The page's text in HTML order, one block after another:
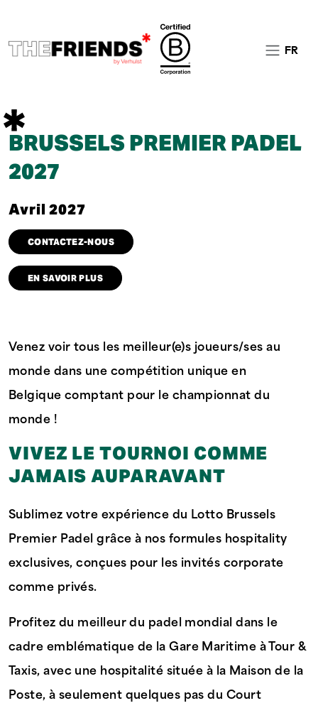
FR
BRUSSELS PREMIER PADEL
2027
Avril 2027
CONTACTEZ-NOUS
EN SAVOIR PLUS
Venez voir tous les meilleur(e)s joueurs/ses au
monde dans une compétition unique en
Belgique comptant pour le championnat du
monde !
VIVEZ LE TOURNOI COMME
JAMAIS AUPARAVANT
Sublimez votre expérience du Lotto Brussels
Premier Padel grâce à nos formules hospitality
exclusives, conçues pour les invités corporate
comme privés.
Profitez du meilleur du padel mondial dans le
cadre emblématique de la Gare Maritime à Tour &
Taxis, avec une hospitalité située à la Maison de la
Poste, à seulement quelques pas du Court